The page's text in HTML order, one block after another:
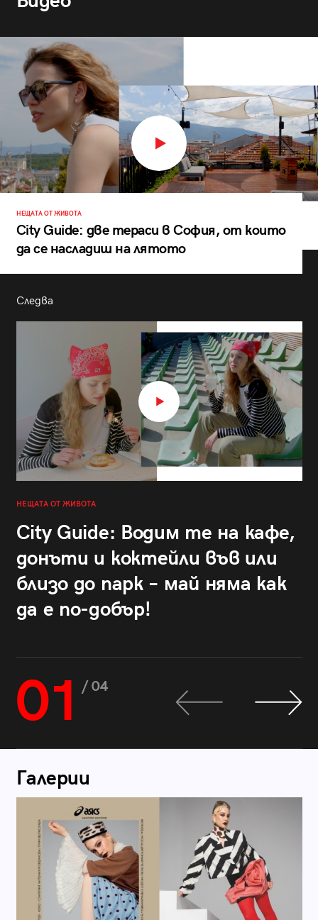
НЕЩАТА ОТ ЖИВОТА
City Guide: две тераси в София, от които
да се насладиш на лятото
Следва
НЕЩАТА ОТ ЖИВОТА
City Guide: Водим те на кафе,
донъти и коктейли във или
близо до парк – май няма как
да е по-добър!
01 / 04
Галерии